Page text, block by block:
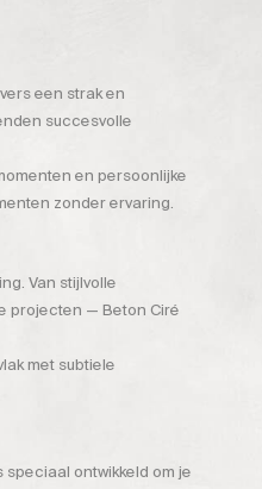
een strak en
succesvolle
en persoonlijke
zonder ervaring.
Van stijlvolle
projecten — Beton Ciré
met subtiele
ontwikkeld om je